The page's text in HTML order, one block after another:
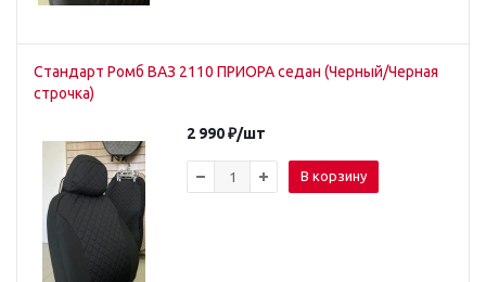
Стандарт Ромб ВАЗ 2110 ПРИОРА седан (Черный/Черная
строчка)
2 990₽/шт
В корзину